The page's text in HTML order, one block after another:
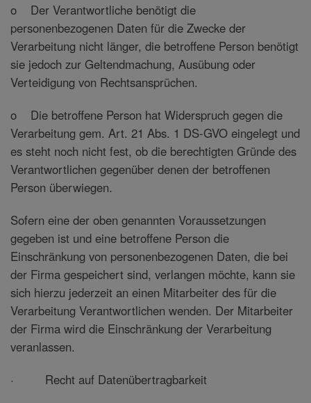
o Der Verantwortliche benötigt die
personenbezogenen Daten für die Zwecke der
Verarbeitung nicht länger, die betroffene Person benötigt
sie jedoch zur Geltendmachung, Ausübung oder
Verteidigung von Rechtsansprüchen.
o Die betroffene Person hat Widerspruch gegen die
Verarbeitung gem. Art. 21 Abs. 1 DS-GVO eingelegt und
es steht noch nicht fest, ob die berechtigten Gründe des
Verantwortlichen gegenüber denen der betroffenen
Person überwiegen.
Sofern eine der oben genannten Voraussetzungen
gegeben ist und eine betroffene Person die
Einschränkung von personenbezogenen Daten, die bei
der Firma gespeichert sind, verlangen möchte, kann sie
sich hierzu jederzeit an einen Mitarbeiter des für die
Verarbeitung Verantwortlichen wenden. Der Mitarbeiter
der Firma wird die Einschränkung der Verarbeitung
veranlassen.
· Recht auf Datenübertragbarkeit